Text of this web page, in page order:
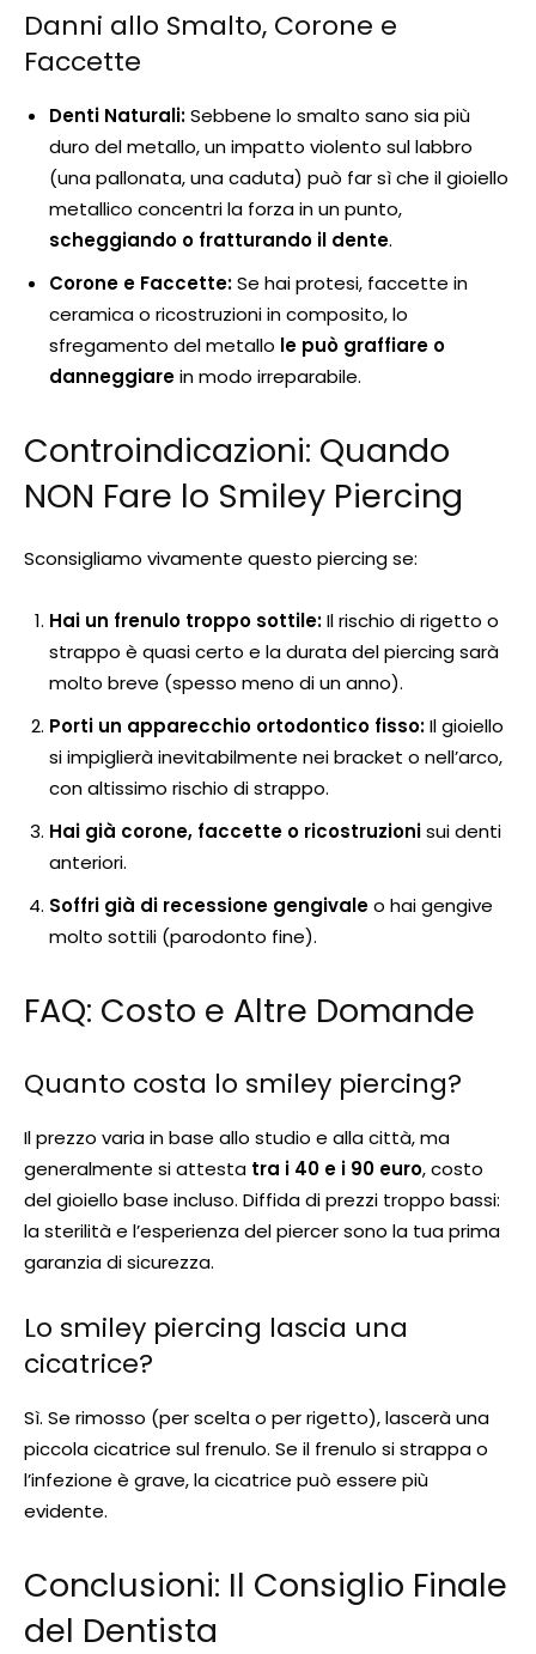
Danni allo Smalto, Corone e
Faccette
Denti Naturali:Sebbene lo smalto sano sia più
duro del metallo, un impatto violento sul labbro
(una pallonata, una caduta) può far sì che il gioiello
metallico concentri la forza in un punto,
scheggiando o fratturando il dente.
Corone e Faccette:Se hai protesi, faccette in
ceramica o ricostruzioni in composito, lo
sfregamento del metallo le può graffiare o
danneggiarein modo irreparabile.
Controindicazioni: Quando
NON Fare lo Smiley Piercing
Sconsigliamo vivamente questo piercing se:
Hai un frenulo troppo sottile:Il rischio di rigetto o
strappo è quasi certo e la durata del piercing sarà
molto breve (spesso meno di un anno).
Porti un apparecchio ortodontico fisso:Il gioiello
si impiglierà inevitabilmente nei bracket o nell’arco,
con altissimo rischio di strappo.
Hai già corone, faccette o ricostruzionisui denti
anteriori.
Soffri già di recessione gengivaleo hai gengive
molto sottili (parodonto fine).
FAQ: Costo e Altre Domande
Quanto costa lo smiley piercing?
Il prezzo varia in base allo studio e alla città, ma
generalmente si attesta tra i 40 e i 90 euro, costo
del gioiello base incluso. Diffida di prezzi troppo bassi:
la sterilità e l’esperienza del piercer sono la tua prima
garanzia di sicurezza.
Lo smiley piercing lascia una
cicatrice?
Sì. Se rimosso (per scelta o per rigetto), lascerà una
piccola cicatrice sul frenulo. Se il frenulo si strappa o
l’infezione è grave, la cicatrice può essere più
evidente.
Conclusioni: Il Consiglio Finale
del Dentista